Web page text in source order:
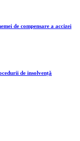
de compensare a accizei
de insolvență